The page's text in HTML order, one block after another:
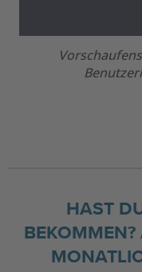
HAST
BEKOMMEN?